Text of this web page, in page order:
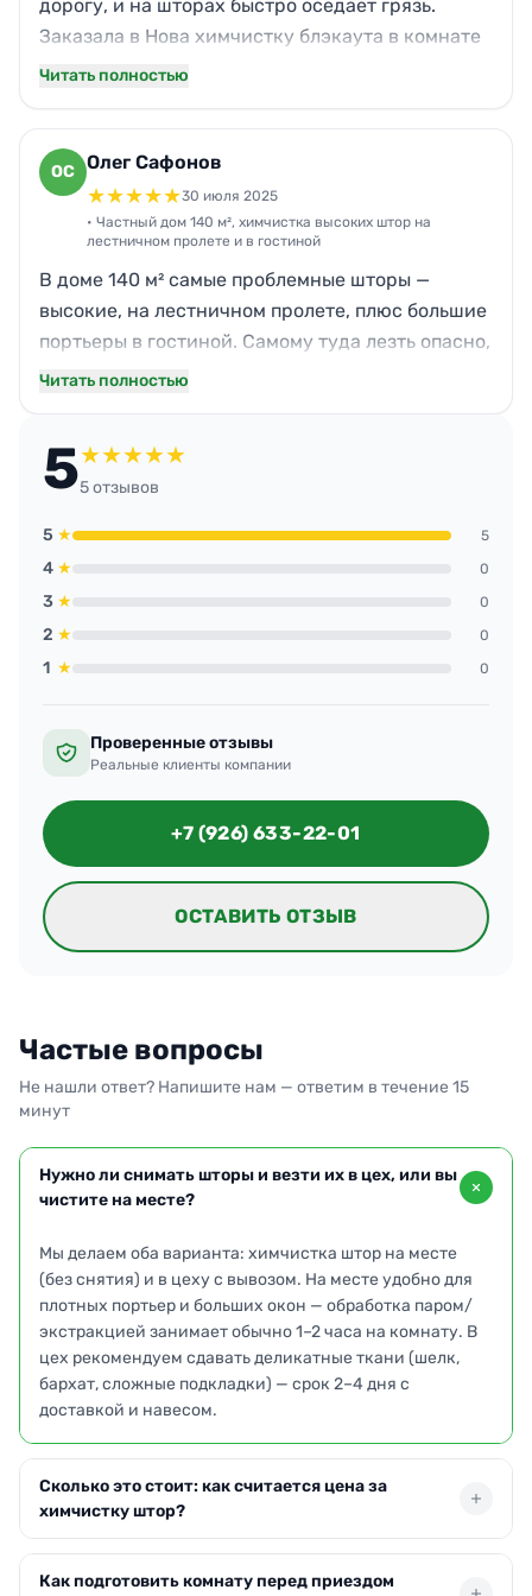
дорогу, и на шторах быстро оседает грязь.
Заказала в Нова химчистку блэкаута в комнате
и тюля на кухне — на кухонном еще был запах
час 40 минут. Понравилось, что общались по-
человечески, без давления и лишних услуг.
Шторы стали заметно свежее, цвет темного
блэкаута выровнялся, а цена не кусается.
Читать полностью
ОС Олег Сафонов
★★★★★30 июля 2025
• Частный дом 140 м², химчистка высоких штор на
лестничном пролете и в гостиной
В доме 140 м² самые проблемные шторы —
высокие, на лестничном пролете, плюс большие
портьеры в гостиной. Самому туда лезть опасно,
а внизу на ткани были следы пыли и пятна от
объяснили, как будут чистить. Работали около 4
часов, делали аккуратно, ничего не зацепили.
Отмечу скорость и пунктуальность: приехали
минута в минуту. Качество устроило, запахов
Читать полностью
5★★★★★
5 отзывов
5 ★ 5
4 ★ 0
3 ★ 0
2 ★ 0
1 ★ 0
Проверенные отзывы
Реальные клиенты компании
+7 (926) 633-22-01
ОСТАВИТЬ ОТЗЫВ
Частые вопросы
Не нашли ответ? Напишите нам — ответим в течение 15
минут
Нужно ли снимать шторы и везти их в цех, или вы
чистите на месте?
Мы делаем оба варианта: химчистка штор на месте
(без снятия) и в цеху с вывозом. На месте удобно для
плотных портьер и больших окон — обработка паром/
экстракцией занимает обычно 1–2 часа на комнату. В
цех рекомендуем сдавать деликатные ткани (шелк,
бархат, сложные подкладки) — срок 2–4 дня с
доставкой и навесом.
Сколько это стоит: как считается цена за
химчистку штор?
— от 450–850 ₽/м², подхваты/ламбрекены — от 400 ₽/
Как подготовить комнату перед приездом